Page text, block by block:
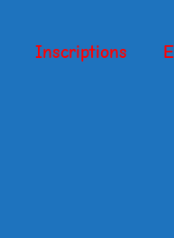
Inscriptions